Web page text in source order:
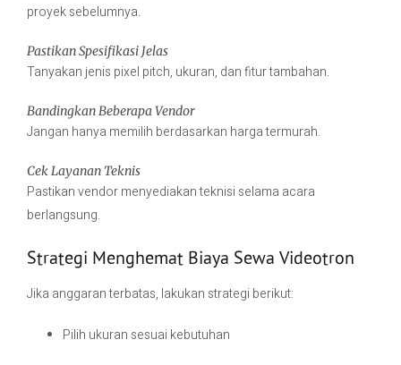
proyek sebelumnya.
Pastikan Spesifikasi Jelas
Tanyakan jenis pixel pitch, ukuran, dan fitur tambahan.
Bandingkan Beberapa Vendor
Jangan hanya memilih berdasarkan harga termurah.
Cek Layanan Teknis
Pastikan vendor menyediakan teknisi selama acara
berlangsung.
Strategi Menghemat Biaya Sewa Videotron
Jika anggaran terbatas, lakukan strategi berikut:
Pilih ukuran sesuai kebutuhan